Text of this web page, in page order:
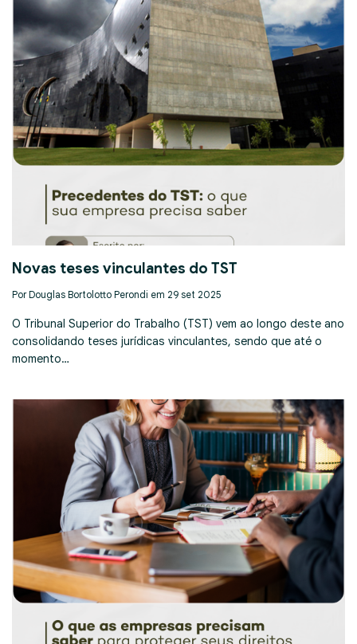
Novas teses vinculantes do TST
Por Douglas Bortolotto Perondi em 29 set 2025
O Tribunal Superior do Trabalho (TST) vem ao longo deste ano
consolidando teses jurídicas vinculantes, sendo que até o
momento…